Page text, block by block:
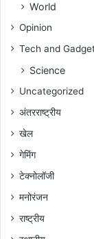
World
Opinion
Tech and
Science
Uncategorized
अंतरराष्ट्रीय
खेल
गेमिंग
टेक्नोलॉजी
मनोरंजन
राष्ट्रीय